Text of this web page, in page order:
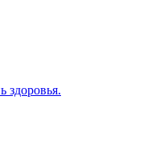
здоровья.